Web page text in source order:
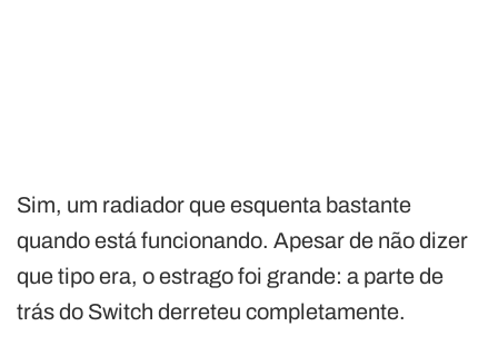
Sim, um radiador que esquenta bastante
quando está funcionando. Apesar de não dizer
que tipo era, o estrago foi grande: a parte de
trás do Switch derreteu completamente.